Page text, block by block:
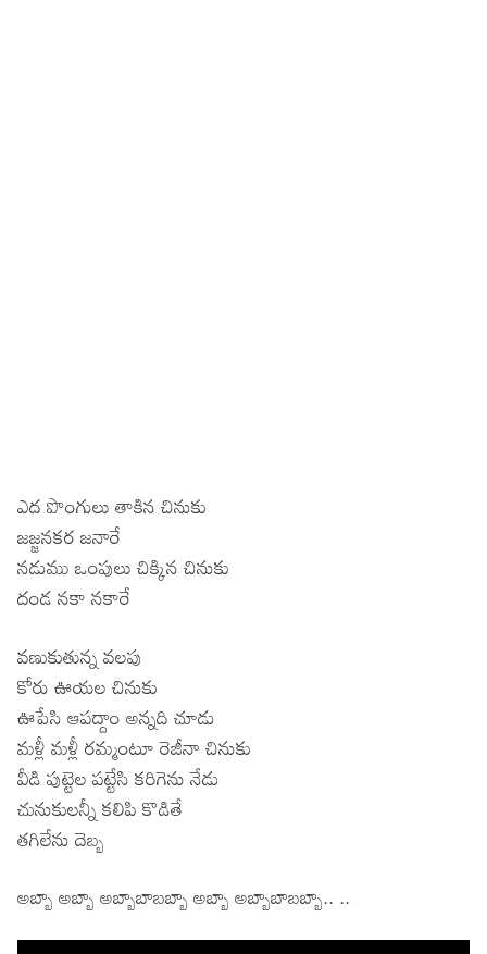
ఎద పొంగులు తాకిన చినుకు
జజ్జనకర జనారే
నడుము ఒంపులు చిక్కిన చినుకు
దండ నకా నకారే
వణుకుతున్న వలపు
కోరు ఊయల చినుకు
ఊపేసి ఆపద్దాం అన్నది చూడు
మళ్లీ మళ్లీ రమ్మంటూ రెజీనా చినుకు
వీడి పుట్టెల పట్టేసి కరిగెను నేడు
చునుకులన్నీ కలిపి కొడితే
తగిలేను దెబ్బ
అబ్బా అబ్బా అబ్బాబాబబ్బా అబ్బా అబ్బాబాబబ్బా.. ..